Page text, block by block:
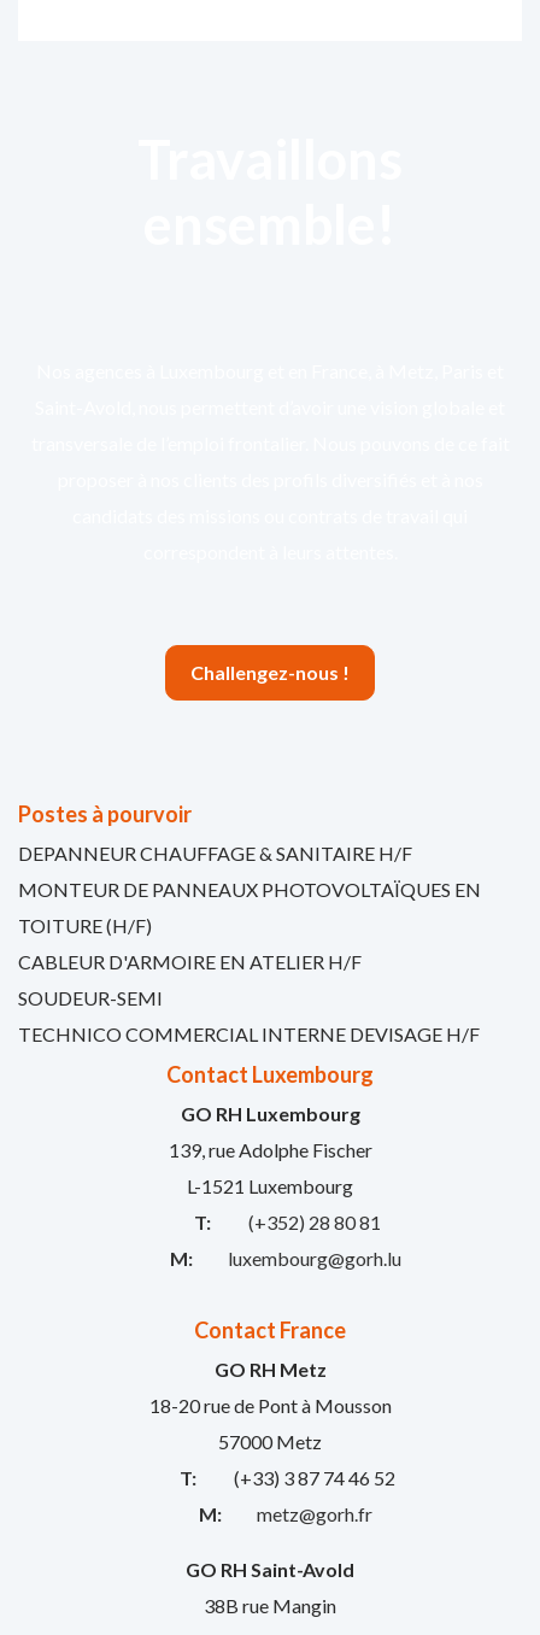
Challengez-nous !
Postes à pourvoir
DEPANNEUR CHAUFFAGE & SANITAIRE H/F
MONTEUR DE PANNEAUX PHOTOVOLTAÏQUES EN
TOITURE (H/F)
CABLEUR D'ARMOIRE EN ATELIER H/F
SOUDEUR-SEMI
TECHNICO COMMERCIAL INTERNE DEVISAGE H/F
Contact Luxembourg
GO RH Luxembourg
139, rue Adolphe Fischer
L-1521 Luxembourg
T:
(+352) 28 80 81
M:
luxembourg@gorh.lu
Contact France
GO RH Metz
18-20 rue de Pont à Mousson
57000 Metz
T:
(+33) 3 87 74 46 52
M:
metz@gorh.fr
GO RH Saint-Avold
38B rue Mangin